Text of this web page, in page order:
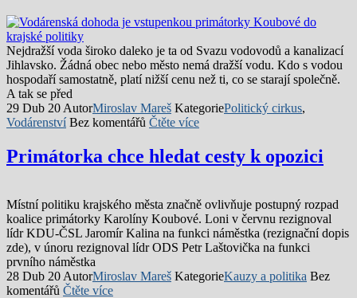
Nejdražší voda široko daleko je ta od Svazu vodovodů a kanalizací
Jihlavsko. Žádná obec nebo město nemá dražší vodu. Kdo s vodou
hospodaří samostatně, platí nižší cenu než ti, co se starají společně.
A tak se před
29 Dub 20 AutorMiroslav Mareš KategoriePolitický cirkus,
Vodárenství Bez komentářů Čtěte více
Primátorka chce hledat cesty k opozici
Místní politiku krajského města značně ovlivňuje postupný rozpad
koalice primátorky Karolíny Koubové. Loni v červnu rezignoval
lídr KDU-ČSL Jaromír Kalina na funkci náměstka (rezignační dopis
zde), v únoru rezignoval lídr ODS Petr Laštovička na funkci
prvního náměstka
28 Dub 20 AutorMiroslav Mareš KategorieKauzy a politika Bez
komentářů Čtěte více